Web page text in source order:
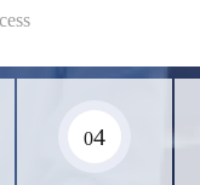
04